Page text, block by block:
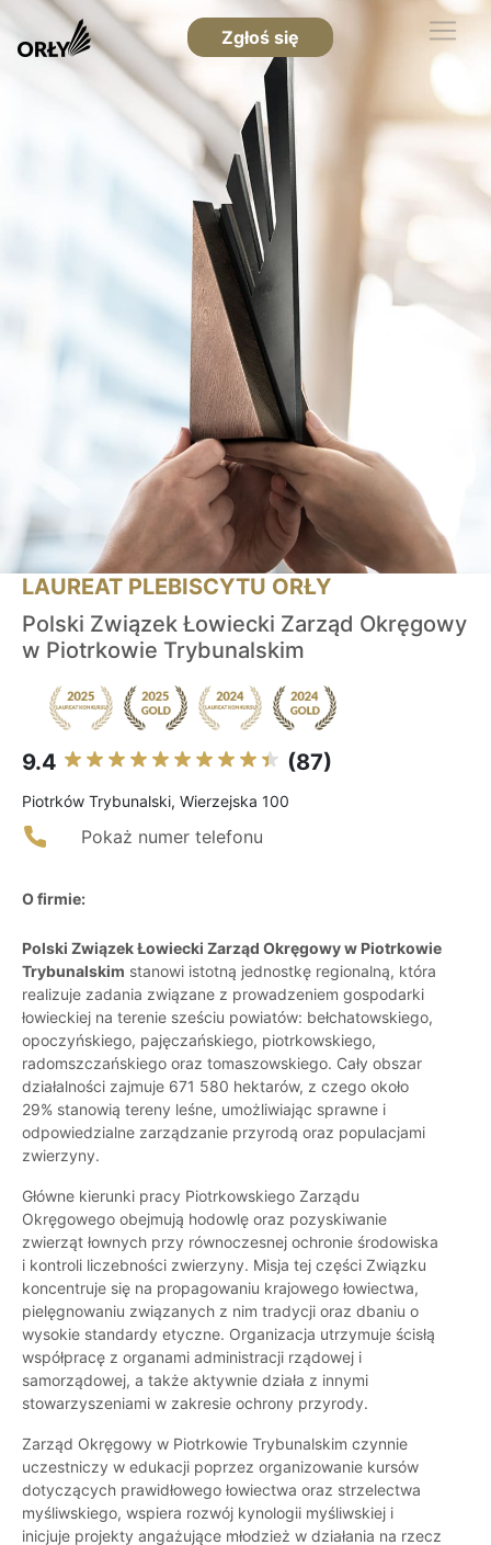
Zgłoś się
LAUREAT PLEBISCYTU ORŁY
Polski Związek Łowiecki Zarząd Okręgowy
w Piotrkowie Trybunalskim
9.4 (87)
Piotrków Trybunalski, Wierzejska 100
Pokaż numer telefonu
O firmie:
Polski Związek Łowiecki Zarząd Okręgowy w Piotrkowie
Trybunalskim stanowi istotną jednostkę regionalną, która
realizuje zadania związane z prowadzeniem gospodarki
łowieckiej na terenie sześciu powiatów: bełchatowskiego,
opoczyńskiego, pajęczańskiego, piotrkowskiego,
radomszczańskiego oraz tomaszowskiego. Cały obszar
działalności zajmuje 671 580 hektarów, z czego około
29% stanowią tereny leśne, umożliwiając sprawne i
odpowiedzialne zarządzanie przyrodą oraz populacjami
zwierzyny.
Główne kierunki pracy Piotrkowskiego Zarządu
Okręgowego obejmują hodowlę oraz pozyskiwanie
zwierząt łownych przy równoczesnej ochronie środowiska
i kontroli liczebności zwierzyny. Misja tej części Związku
koncentruje się na propagowaniu krajowego łowiectwa,
pielęgnowaniu związanych z nim tradycji oraz dbaniu o
wysokie standardy etyczne. Organizacja utrzymuje ścisłą
współpracę z organami administracji rządowej i
samorządowej, a także aktywnie działa z innymi
stowarzyszeniami w zakresie ochrony przyrody.
Zarząd Okręgowy w Piotrkowie Trybunalskim czynnie
uczestniczy w edukacji poprzez organizowanie kursów
dotyczących prawidłowego łowiectwa oraz strzelectwa
myśliwskiego, wspiera rozwój kynologii myśliwskiej i
inicjuje projekty angażujące młodzież w działania na rzecz